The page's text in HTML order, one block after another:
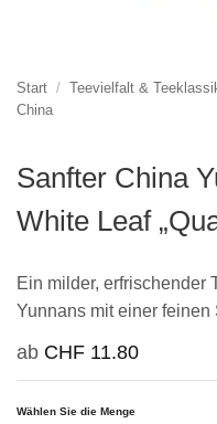
Start / Teevielfalt &
China
Sanfter China
White Leaf
Ein milder, erfrischender
Yunnans mit einer feinen
ab CHF 11.80
Wählen Sie die Menge